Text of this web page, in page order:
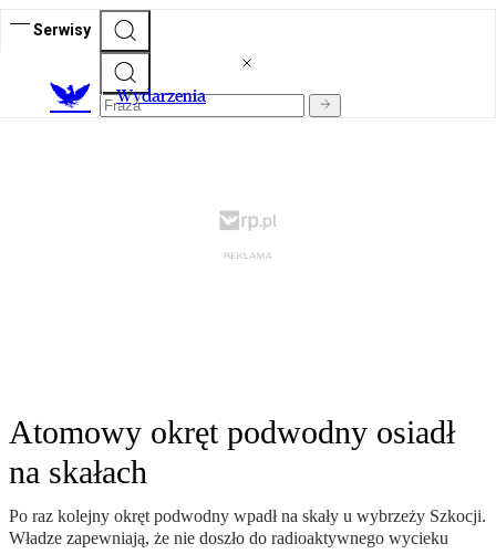
Serwisy
Wydarzenia
Atomowy okręt podwodny osiadł
na skałach
Po raz kolejny okręt podwodny wpadł na skały u wybrzeży Szkocji.
Władze zapewniają, że nie doszło do radioaktywnego wycieku